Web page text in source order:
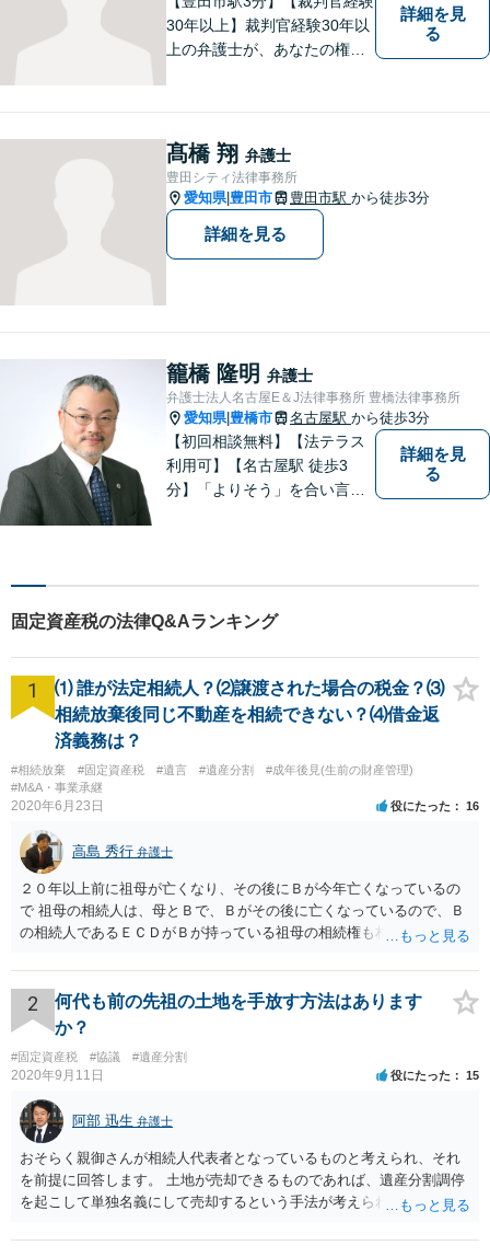
30年以上】裁判官経験30年以
上の弁護士が、あなたの権利
問題、税務訴訟、行政事件で
悩んでいる方はお気軽にご相
談ください。
詳細を見
る
髙橋 翔 弁護士
豊田シティ法律事務所
愛知県| 豊田市 豊田市駅 から徒歩3分
詳細を見る
籠橋 隆明 弁護士
弁護士法人名古屋E＆J法律事務所 豊橋法律事務所
愛知県| 豊橋市 名古屋駅 から徒歩3分
【初回相談無料】【法テラス
利用可】【名古屋駅 徒歩3
分】「よりそう」を合い言葉
応対をさせていただきます。
お気軽にご相談ください。
詳細を見
る
固定資産税の法律Q&Aランキング
1
⑴ 誰が法定相続人？⑵譲渡された場合の税金？⑶
相続放棄後同じ不動産を相続できない？⑷借金返
済義務は？
#相続放棄 #固定資産税 #遺言 #遺産分割
#成年後見(生前の財産管理)
#M&A・事業承継
2020年6月23日 役にたった 16
高島 秀行 弁護士
２０年以上前に祖母が亡くなり、その後にＢが今年亡くなっているの
で 祖母の相続人は、母とＢで、Ｂがその後に亡くなっているので、Ｂ
の相続人であるＥＣＤがＢが持っている祖母の相続権も相続すること
Ｅも行う必要があります。 Ｂの配偶者であるＥは常にＢの相続人とな
ります。
2
何代も前の先祖の土地を手放す方法はあります
か？
#固定資産税 #協議 #遺産分割
2020年9月11日 役にたった 15
阿部 迅生 弁護士
おそらく親御さんが相続人代表者となっているものと考えられ、それ
を前提に回答します。 土地が売却できるものであれば、遺産分割調停
を起こして単独名義にして売却するという手法が考えられます。 相続
ではないです。問題は売却できる土地かどうかとどの程度で売却でき